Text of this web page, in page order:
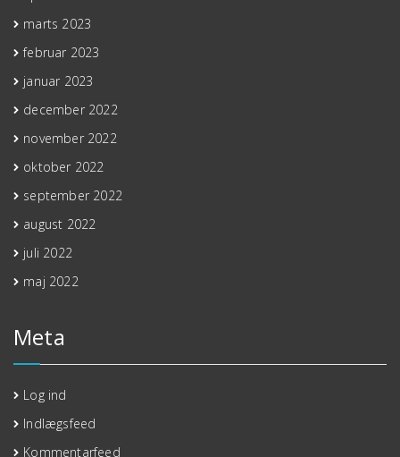
marts 2023
februar 2023
januar 2023
december 2022
november 2022
oktober 2022
september 2022
august 2022
juli 2022
maj 2022
Meta
Log ind
Indlægsfeed
Kommentarfeed